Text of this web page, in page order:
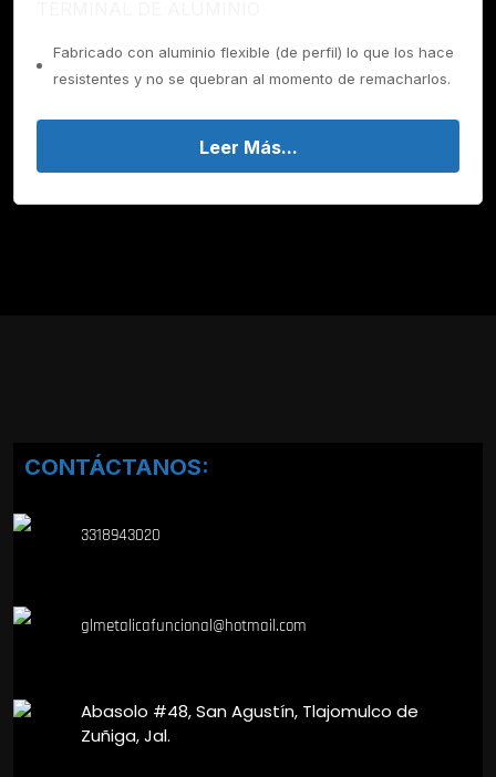
Fabricado con aluminio flexible (de perfil) lo que los hace
resistentes y no se quebran al momento de remacharlos.
Leer Más...
CONTÁCTANOS:
3318943020
glmetalicafuncional@hotmail.com
Abasolo #48, San Agustín, Tlajomulco de
Zuñiga, Jal.